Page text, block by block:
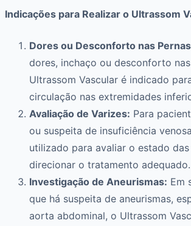
Indicações para Realizar o Ultrassom
Dores ou Desconforto nas
dores, inchaço ou desconforto
Ultrassom Vascular é indicado
circulação nas extremidades
Avaliação de Varizes: Para
ou suspeita de insuficiência
utilizado para avaliar o estado
direcionar o tratamento adequado.
Investigação de Aneurismas: Em
que há suspeita de aneurismas,
aorta abdominal, o Ultrassom